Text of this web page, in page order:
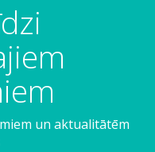
un aktualitātēm